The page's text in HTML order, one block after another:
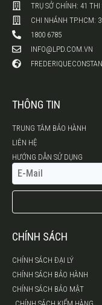
TRỤ SỞ CHÍNH: 41
CHI NHÁNH TP.HCM:
1800 6785
INFO@LPD.COM.VN
THÔNG TIN
TRUNG TÂM BẢO HÀNH
LIÊN HỆ
HƯỚNG DẪN SỬ DỤNG
CHÍNH SÁCH
CHÍNH SÁCH ĐẠI LÝ
CHÍNH SÁCH BẢO HÀNH
CHÍNH SÁCH BẢO MẬT